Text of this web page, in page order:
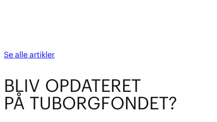
Se alle artikler
BLIV OPDATERET
PÅ TUBORGFONDET?